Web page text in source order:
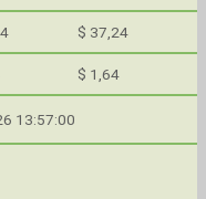
$ 37,24
$ 1,64
13:57:00